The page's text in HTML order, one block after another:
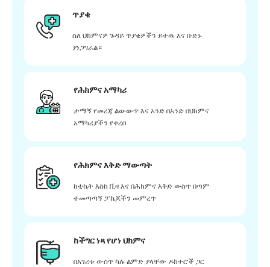
ጥያቄ
ስለ ህክምናዎ ጉዳይ ጥያቄዎችን ይተዉ እና ቡድኑ
ያነጋግራል።
የሕክምና አማካሪ
ታማኝ የመረጃ ልውውጥ እና አንድ በአንድ በህክምና
አማካሪያችን የቀረበ
የሕክምና እቅድ ማውጣት
ከቲኬት እስከ ቪዛ እና በሕክምና እቅድ ውስጥ በጣም
ተመጣጣኝ ፓኬጆችን መምረጥ
ከችግር ነጻ የሆነ ህክምና
በአገሪቱ ውስጥ ካሉ ልምድ ያላቸው ዶክተሮች ጋር